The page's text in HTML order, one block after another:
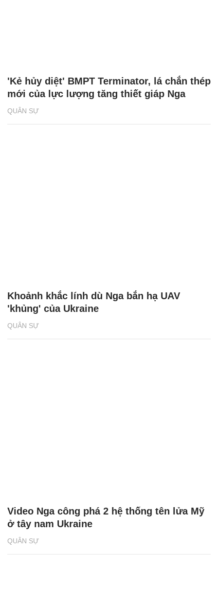
QUÂN SỰ
'Kẻ hủy diệt' BMPT Terminator, lá chắn thép
mới của lực lượng tăng thiết giáp Nga
QUÂN SỰ
Khoảnh khắc lính dù Nga bắn hạ UAV
'khủng' của Ukraine
QUÂN SỰ
Video Nga công phá 2 hệ thống tên lửa Mỹ
ở tây nam Ukraine